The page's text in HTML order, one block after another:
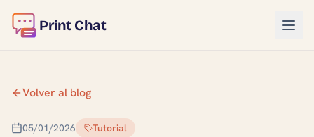
Print Chat
Volver al blog
05/01/2026 Tutorial